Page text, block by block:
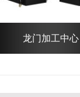
龙门加工中心